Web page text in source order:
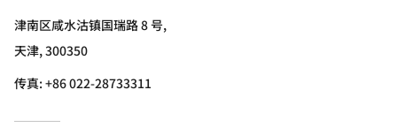
津南区咸水沽镇国瑞路 8 号,
天津, 300350
传真:+86 022-28733311